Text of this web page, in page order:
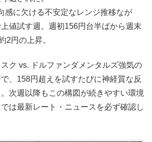
感に欠ける不安定なレンジ推移なが
値試す週。週初156円台半ばから週末
2円の上昇。
ク vs. ドルファンダメンタルズ強気の
、158円超えを試すたびに神経質な反
次週以降もこの構図が続きやすい環境
は最新レート・ニュースを必ず確認し